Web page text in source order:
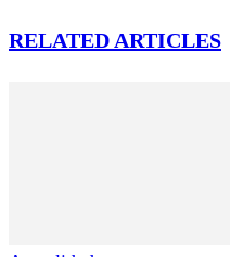
RELATED ARTICLES